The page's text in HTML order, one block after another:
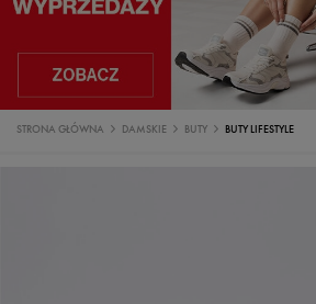
STRONA GŁÓWNA DAMSKIE BUTY BUTY LIFESTYLE